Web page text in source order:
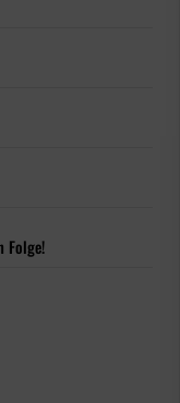
Folge!